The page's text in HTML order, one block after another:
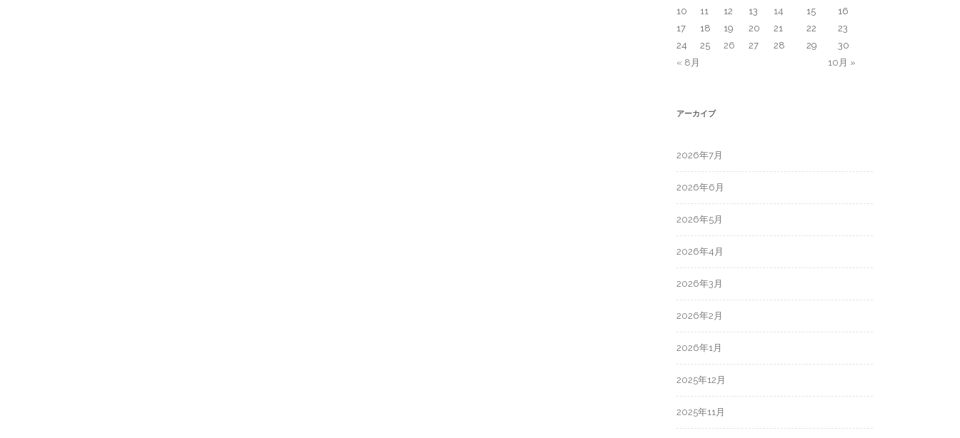
« 8月 10月 »
10
11 12 13 14 15
16
17
18 19 20 21 22
23
24
25 26 27 28 29 30
アーカイブ
2026年7月
2026年6月
2026年5月
2026年4月
2026年3月
2026年2月
2026年1月
2025年12月
2025年11月